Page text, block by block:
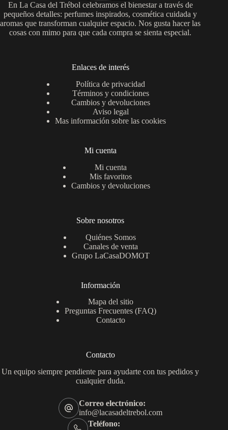
En La Casa del Trébol celebramos el bienestar a través de
pequeños detalles: perfumes inspirados, cosmética cuidada y
aromas que transforman cualquier espacio. Nos gusta hacer las
cosas con mimo para que cada compra se sienta especial.
Enlaces de interés
Política de privacidad
Términos y condiciones
Cambios y devoluciones
Aviso legal
Mas información sobre las cookies
Mi cuenta
Mi cuenta
Mis favoritos
Cambios y devoluciones
Sobre nosotros
Quiénes Somos
Canales de venta
Grupo LaCasaDOMOT
Información
Mapa del sitio
Preguntas Frecuentes (FAQ)
Contacto
Contacto
Un equipo siempre pendiente para ayudarte con tus pedidos y
cualquier duda.
Correo electrónico:
info@lacasadeltrebol.com
Teléfono: